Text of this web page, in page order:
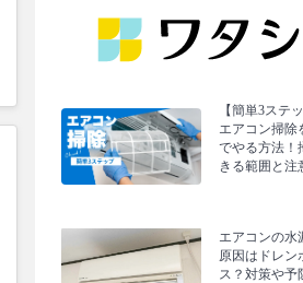
【簡単3ステッ
エアコン掃除
でやる方法！
きる範囲と注
エアコンの水
原因はドレン
ス？対策や予